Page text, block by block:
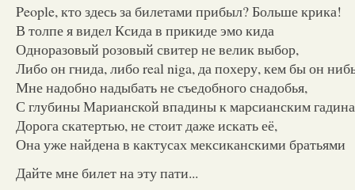
People, кто здесь за билетами прибыл? Больше крика!
В толпе я видел Ксида в прикиде эмо кида
Одноразовый розовый свитер не велик выбор,
Либо он гнида, либо real niga, да похеру, кем бы он
Мне надобно надыбать не съедобного снадобья,
С глубины Марианской впадины к марсианским
Дорога скатертью, не стоит даже искать её,
Она уже найдена в кактусах мексиканскими братьями
Дайте мне билет на эту пати...